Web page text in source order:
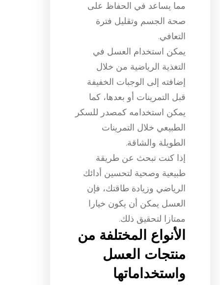
مما يساعد في الحفاظ على
صحة الجسم وتقليل فترة
التعافي.
يمكن استخدام العسل في
التغذية الرياضية من خلال
إضافته إلى الوجبات الخفيفة
قبل التمرينات أو بعدها، كما
يمكن استخدامه كمصدر للسكر
الطبيعي خلال التمرينات
الطويلة والشاقة.
إذا كنت تبحث عن طريقة
طبيعية وصحية لتحسين أدائك
الرياضي وزيادة طاقتك، فإن
العسل يمكن أن يكون خيارا
ممتازا لتحقيق ذلك.
الأنواع المختلفة من
منتجات العسل
واستخداماتها